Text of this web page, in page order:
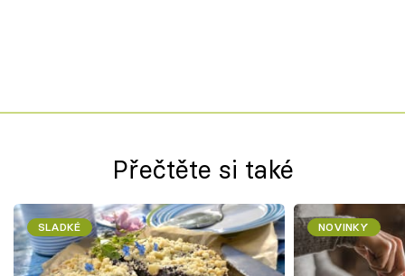
Přečtěte si také
SLADKÉ NOVINKY